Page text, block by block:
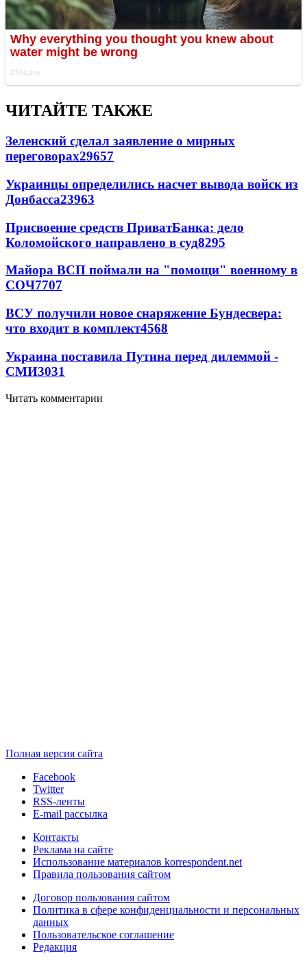
ЧИТАЙТЕ ТАКЖЕ
Зеленский сделал заявление о мирных
переговорах29657
Украинцы определились насчет вывода войск из
Донбасса23963
Присвоение средств ПриватБанка: дело
Коломойского направлено в суд8295
Майора ВСП поймали на "помощи" военному в
СОЧ7707
ВСУ получили новое снаряжение Бундесвера:
что входит в комплект4568
Украина поставила Путина перед дилеммой -
СМИ3031
Читать комментарии
Полная версия сайта
Facebook
Twitter
RSS-ленты
E-mail рассылка
Контакты
Реклама на сайте
Использование материалов korrespondent.net
Правила пользования сайтом
Договор пользования сайтом
Политика в сфере конфиденциальности и персональных
данных
Пользовательское соглашение
Редакция